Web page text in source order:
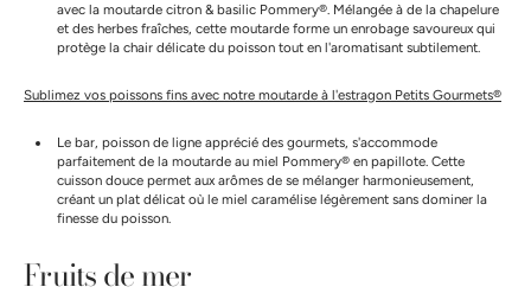
avec la moutarde citron & basilic Pommery®. Mélangée à de la chapelure
et des herbes fraîches, cette moutarde forme un enrobage savoureux qui
protège la chair délicate du poisson tout en l'aromatisant subtilement.
Sublimez vos poissons fins avec notre moutarde à l'estragon Petits Gourmets®
Le bar, poisson de ligne apprécié des gourmets, s'accommode
parfaitement de la moutarde au miel Pommery® en papillote. Cette
cuisson douce permet aux arômes de se mélanger harmonieusement,
créant un plat délicat où le miel caramélise légèrement sans dominer la
finesse du poisson.
Fruits de mer